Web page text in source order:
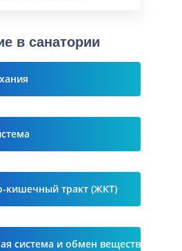
в санатории
кишечный тракт (ЖКТ)
система и обмен веществ